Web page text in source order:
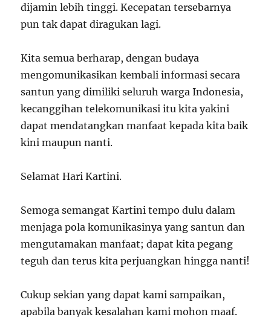
dijamin lebih tinggi. Kecepatan tersebarnya
pun tak dapat diragukan lagi.
Kita semua berharap, dengan budaya
mengomunikasikan kembali informasi secara
santun yang dimiliki seluruh warga Indonesia,
kecanggihan telekomunikasi itu kita yakini
dapat mendatangkan manfaat kepada kita baik
kini maupun nanti.
Selamat Hari Kartini.
Semoga semangat Kartini tempo dulu dalam
menjaga pola komunikasinya yang santun dan
mengutamakan manfaat; dapat kita pegang
teguh dan terus kita perjuangkan hingga nanti!
Cukup sekian yang dapat kami sampaikan,
apabila banyak kesalahan kami mohon maaf.